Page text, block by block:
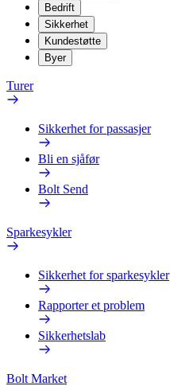
Bedrift
Sikkerhet
Kundestøtte
Byer
Turer
Sikkerhet for passasjer
Bli en sjåfør
Bolt Send
Sparkesykler
Sikkerhet for sparkesykler
Rapporter et problem
Sikkerhetslab
Bolt Market